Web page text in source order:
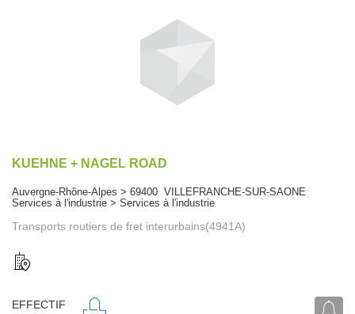
KUEHNE + NAGEL ROAD
Auvergne-Rhône-Alpes > 69400 VILLEFRANCHE-SUR-SAONE
Services à l'industrie > Services à l'industrie
Transports routiers de fret interurbains(4941A)
EFFECTIF